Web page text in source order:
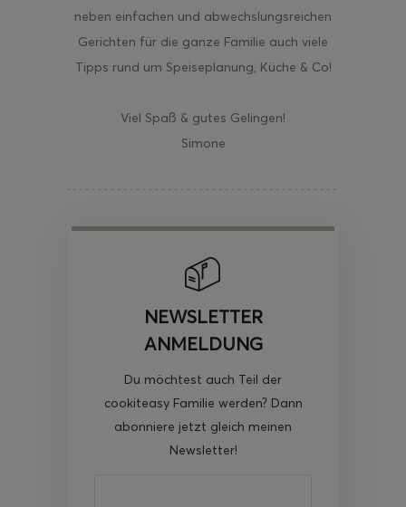
neben einfachen und abwechslungsreichen
Gerichten für die ganze Familie auch viele
Tipps rund um Speiseplanung, Küche & Co!
Viel Spaß & gutes Gelingen!
Simone
NEWSLETTER
ANMELDUNG
Du möchtest auch Teil der
cookiteasy Familie werden? Dann
abonniere jetzt gleich meinen
Newsletter!